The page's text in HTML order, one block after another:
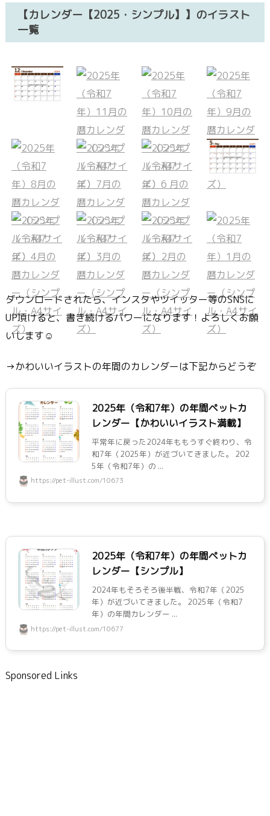
【カレンダー【2025・シンプル】】のイラスト
一覧
ダウンロードされたら、インスタやツイッター等のSNSに
UP頂けると、書き続けるパワーになります！よろしくお願
いします☺
→かわいいイラストの年間のカレンダーは下記からどうぞ
2025年（令和7年）の年間ペットカ
レンダー【かわいいイラスト満載】
平常年に戻った2024年ももうすぐ終わり、令
和7年（2025年）が近づいてきました。 202
5年（令和7年）の ...
https://pet-illust.com/10673
2025年（令和7年）の年間ペットカ
レンダー【シンプル】
2024年もそろそろ後半戦、令和7年（2025
年）が近づいてきました。 2025年（令和7
年）の年間カレンダー ...
https://pet-illust.com/10677
Sponsored Links